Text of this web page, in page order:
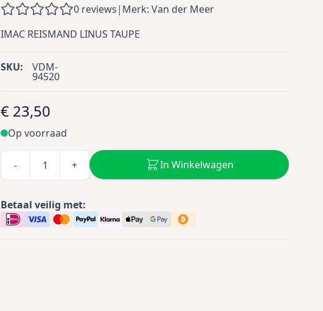
0 reviews| Merk: Van der Meer
IMAC REISMAND LINUS TAUPE
SKU: VDM-
94520
€ 23,50
Op voorraad
- + In Winkelwagen
Betaal veilig met: